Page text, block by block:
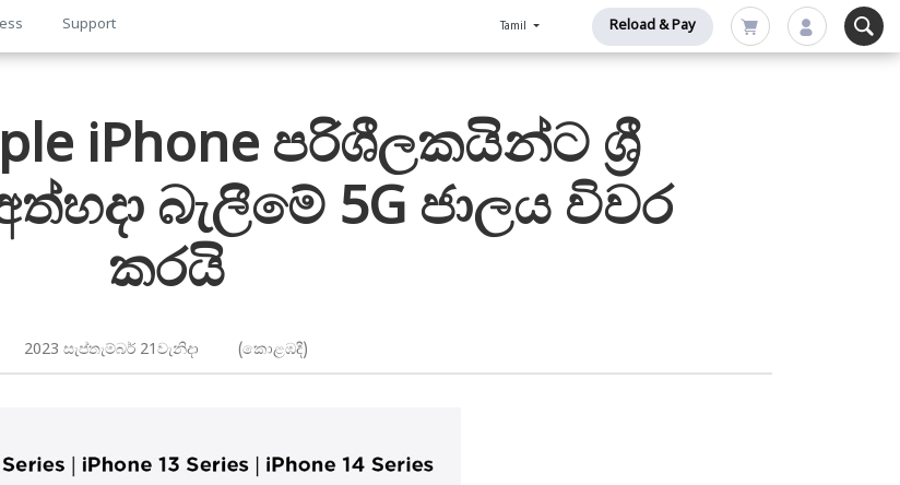
Support Tamil Reload & Pay
iPhone පරිශීලකයින්ට ශ්‍රී
බැලීමේ 5G ජාලය විවර
කරයි
2023 සැප්තැම්බර් 21වැනිදා (කොළඹදී)